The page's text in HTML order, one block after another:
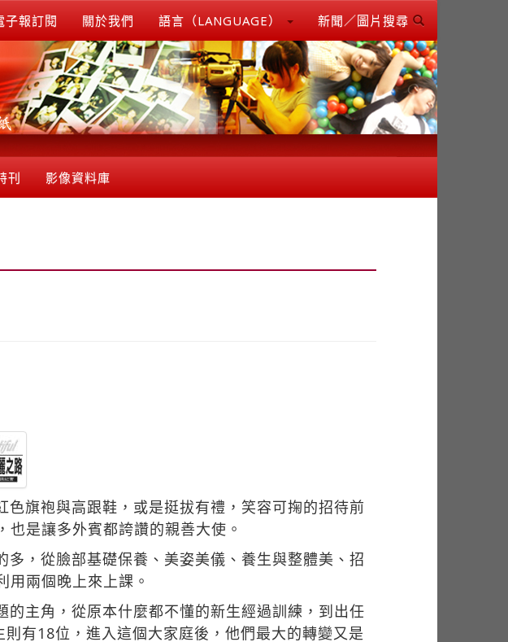
子報訂閱 關於我們 語言（LANGUAGE） 新聞／圖片搜尋
刊 影像資料庫
旗袍與高跟鞋，或是挺拔有禮，笑容可掬的招待前
是讓多外賓都誇讚的親善大使。
，從臉部基礎保養、美姿美儀、養生與整體美、招
兩個晚上來上課。
主角，從原本什麼都不懂的新生經過訓練，到出任
有18位，進入這個大家庭後，他們最大的轉變又是